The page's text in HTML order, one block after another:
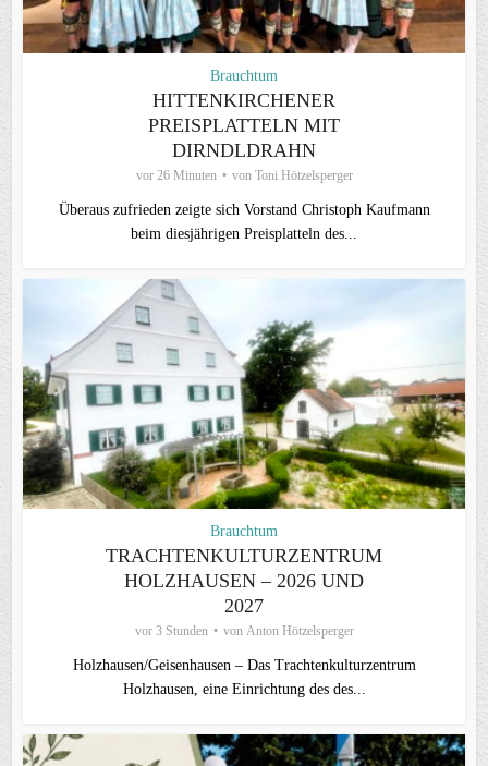
Brauchtum
HITTENKIRCHENER
PREISPLATTELN MIT
DIRNDLDRAHN
vor 26 Minuten von Toni Hötzelsperger
Überaus zufrieden zeigte sich Vorstand Christoph Kaufmann
beim diesjährigen Preisplatteln des...
Brauchtum
TRACHTENKULTURZENTRUM
HOLZHAUSEN – 2026 UND
2027
vor 3 Stunden von Anton Hötzelsperger
Holzhausen/Geisenhausen – Das Trachtenkulturzentrum
Holzhausen, eine Einrichtung des des...